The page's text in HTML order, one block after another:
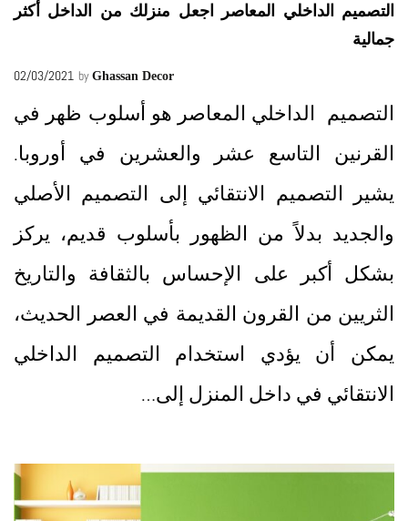
التصميم الداخلي المعاصر اجعل منزلك من الداخل أكثر
جمالية
02/03/2021 by Ghassan Decor
التصميم الداخلي المعاصر هو أسلوب ظهر في
القرنين التاسع عشر والعشرين في أوروبا.
يشير التصميم الانتقائي إلى التصميم الأصلي
والجديد بدلاً من الظهور بأسلوب قديم، يركز
بشكل أكبر على الإحساس بالثقافة والتاريخ
الثريين من القرون القديمة في العصر الحديث،
يمكن أن يؤدي استخدام التصميم الداخلي
الانتقائي في داخل المنزل إلى…